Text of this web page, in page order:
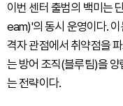
이번 센터 출범의 백미는
eam)'의 동시 운영이다.
격자 관점에서 취약점을
는 방어 조직(블루팀)을
는 전략이다.